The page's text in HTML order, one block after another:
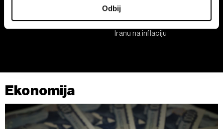
saglasnost u Deklaraciji o kolačićima.
Zajednički rukovaoci su HD-WIN ARENA SPORT d.o.o. i
kolačićima i drugim sličnim tehnologijama uPolitici
Kolačiće u bilo kojem trenutku možete ponovno ažurirati
klikom na „Prikaži detalje“. Pristanak možete u bilo kojem
trenutku opozvati bez negativnih posledica.
Odbij
Programeri u Srbiji zarađuju
četiri puta više od ugostitelja
Iranu na inflaciju
Ekonomija